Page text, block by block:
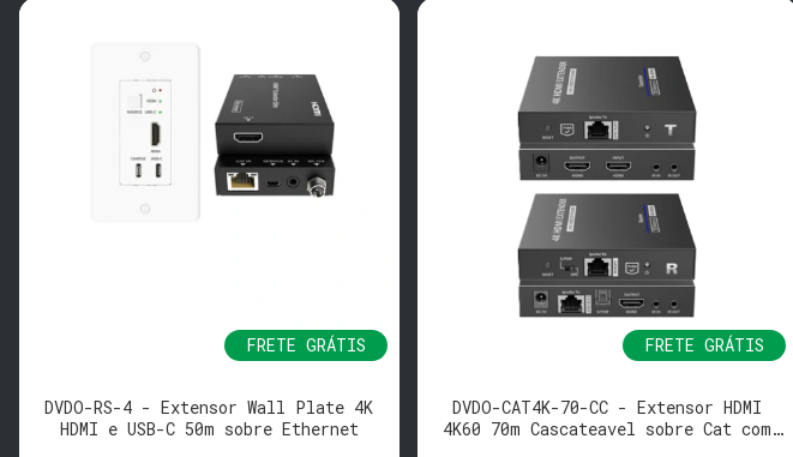
FRETE GRÁTIS
DVDO-RS-4 - Extensor Wall Plate 4K
HDMI e USB-C 50m sobre Ethernet
FRETE GRÁTIS
DVDO-CAT4K-70-CC - Extensor HDMI
4K60 70m Cascateavel sobre Cat com